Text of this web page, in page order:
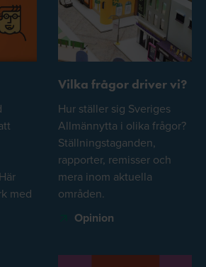
med
Vilka frågor driver vi?
Hur ställer sig Sveriges
Allmännytta i olika frågor?
Ställningstaganden,
rapporter, remisser och
mera inom aktuella
områden.
Opinion